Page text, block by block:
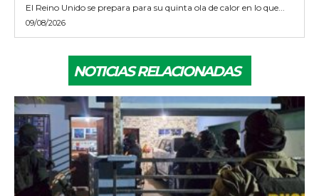
El Reino Unido se prepara para su quinta ola de calor en lo que...
09/08/2026
NOTICIAS RELACIONADAS